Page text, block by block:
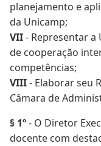
planejamento e
da Unicamp;
VII- Representar a
de cooperação
competências;
VIII- Elaborar seu
Câmara de
§ 1º- O Diretor
docente com